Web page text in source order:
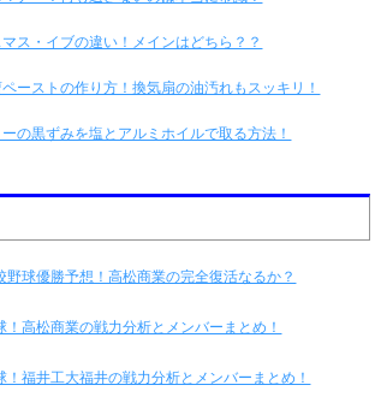
ス・イブの違い！メインはどちら？？
ーストの作り方！換気扇の油汚れもスッキリ！
の黒ずみを塩とアルミホイルで取る方法！
球優勝予想！高松商業の完全復活なるか？
高松商業の戦力分析とメンバーまとめ！
福井工大福井の戦力分析とメンバーまとめ！